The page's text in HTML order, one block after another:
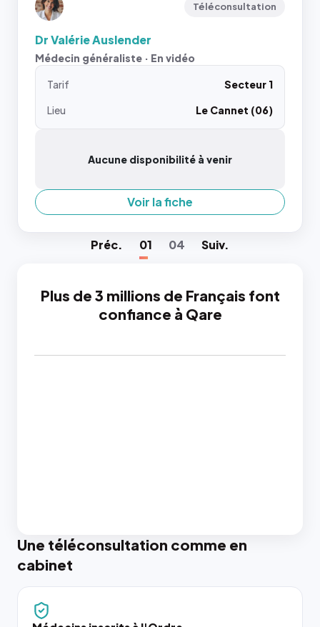
Téléconsultation
Dr Valérie Auslender
Médecin généraliste · En vidéo
Tarif
Secteur 1
Lieu
Le Cannet (06)
Aucune disponibilité à venir
Voir la fiche
Préc. 01 04 Suiv.
Plus de 3 millions de Français font
confiance à Qare
Une téléconsultation comme en
cabinet